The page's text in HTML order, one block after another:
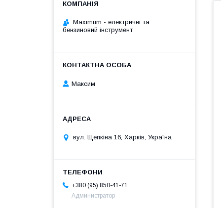
Maximum - електричні та
бензиновий інструмент
Максим
вул. Щепкіна 16, Харків, Україна
+380 (95) 850-41-71
Администратор